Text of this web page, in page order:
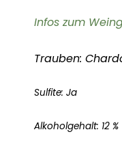
Infos zum
Trauben:
Sulfite: Ja
Alkoholgehalt: 12 %